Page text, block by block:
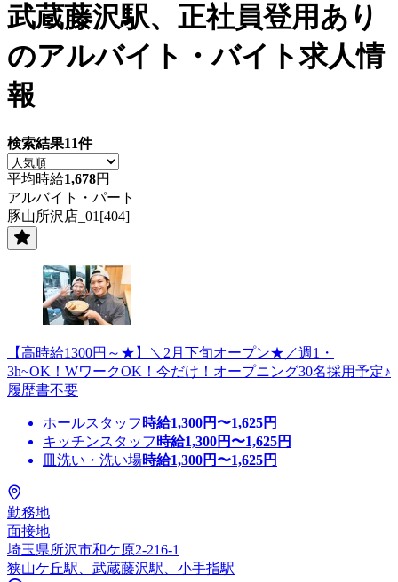
武蔵藤沢駅、正社員登用あり
のアルバイト・バイト求人情
報
検索結果11件
平均時給1,678円
アルバイト・パート
豚山所沢店_01[404]
【高時給1300円～★】＼2月下旬オープン★／週1・
3h~OK！WワークOK！今だけ！オープニング30名採用予定♪
履歴書不要
ホールスタッフ 時給1,300円〜1,625円
キッチンスタッフ 時給1,300円〜1,625円
皿洗い・洗い場時給1,300円〜1,625円
勤務地
面接地
埼玉県所沢市和ケ原2‐216‐1
狭山ケ丘駅、武蔵藤沢駅、小手指駅